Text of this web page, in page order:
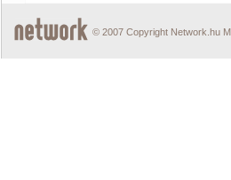
© 2007 Copyright Network.hu